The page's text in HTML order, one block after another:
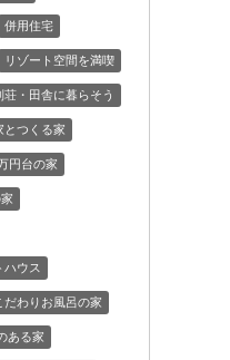
併用住宅
リゾート空間を満喫
荘・田舎に暮らそう
とつくる家
円台の家
ハウス
だわりお風呂の家
ある家